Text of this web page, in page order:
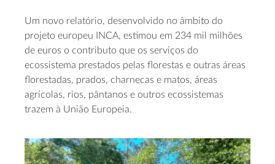
Um novo relatório, desenvolvido no âmbito do
projeto europeu INCA, estimou em 234 mil milhões
de euros o contributo que os serviços do
ecossistema prestados pelas florestas e outras áreas
florestadas, prados, charnecas e matos, áreas
agrícolas, rios, pântanos e outros ecossistemas
trazem à União Europeia.